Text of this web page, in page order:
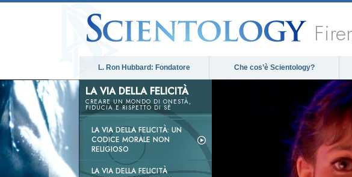
L. Ron Hubbard: Fondatore Che cos’è Scientology?
LA VIA DELLA FELICITÀ
CREARE UN MONDO DI ONESTÀ,
FIDUCIA E RISPETTO DI SÉ
LA VIA DELLA FELICITÀ: UN
CODICE MORALE NON
RELIGIOSO
LA VIA DELLA FELICITÀ